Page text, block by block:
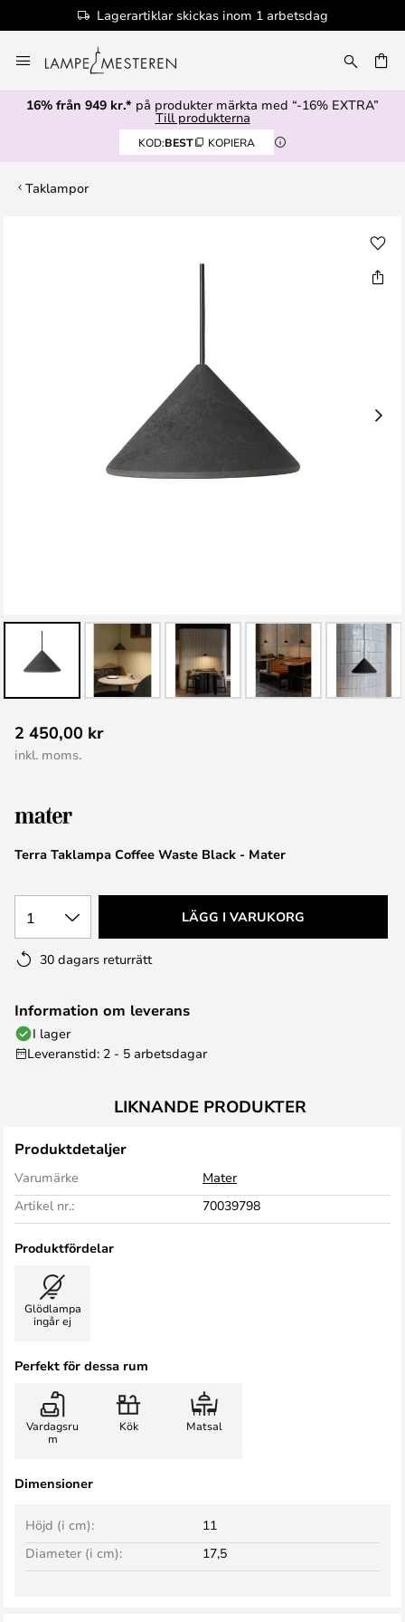
Lagerartiklar skickas inom 1 arbetsdag
till
innehållet
16% från 949 kr.* på produkter märkta med “-16% EXTRA”
Till produkterna
KOD:BEST KOPIERA
Taklampor
till
början
bildgalleriet
Terra Taklampa Coffee Waste Black - Mater
2 450,00 kr
inkl. moms.
1 LÄGG I VARUKORG
30 dagars returrätt
Information om leverans
I lager
Leveranstid: 2 - 5 arbetsdagar
LIKNANDE PRODUKTER
Produktdetaljer
Varumärke
Mater
Artikel nr.:
70039798
Produktfördelar
Glödlampa
ingår ej
Perfekt för dessa rum
Vardagsru
m
Kök Matsal
Dimensioner
Höjd (i cm):
11
Diameter (i cm):
17,5